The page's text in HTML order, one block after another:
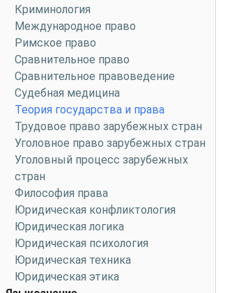
Криминология
Международное право
Римское право
Сравнительное право
Сравнительное правоведение
Судебная медицина
Теория государства и права
Трудовое право зарубежных стран
Уголовное право зарубежных стран
Уголовный процесс зарубежных
стран
Философия права
Юридическая конфликтология
Юридическая логика
Юридическая психология
Юридическая техника
Юридическая этика